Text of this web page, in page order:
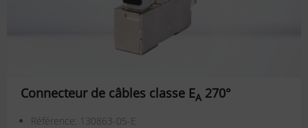
Connecteur de câbles classe EA 270°
Référence: 130863-05-E